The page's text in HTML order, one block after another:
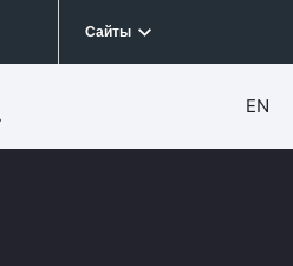
Сайты
EN